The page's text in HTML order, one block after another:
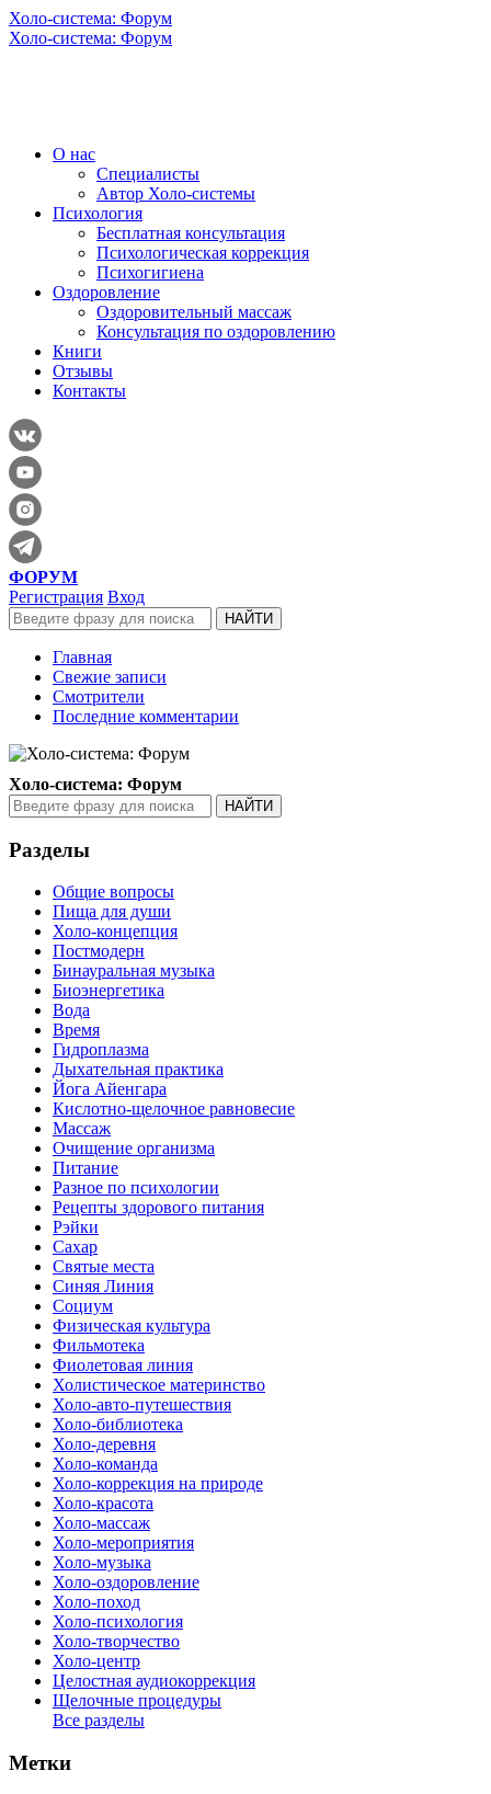
Холо-система: Форум
Холо-система: Форум
О нас
Специалисты
Автор Холо-системы
Психология
Бесплатная консультация
Психологическая коррекция
Психогигиена
Оздоровление
Оздоровительный массаж
Консультация по оздоровлению
Книги
Отзывы
Контакты
ФОРУМ
Регистрация Вход
Главная
Свежие записи
Смотрители
Последние комментарии
Холо-система: Форум
Разделы
Общие вопросы
Пища для души
Холо-концепция
Постмодерн
Бинауральная музыка
Биоэнергетика
Вода
Время
Гидроплазма
Дыхательная практика
Йога Айенгара
Кислотно-щелочное равновесие
Массаж
Очищение организма
Питание
Разное по психологии
Рецепты здорового питания
Рэйки
Сахар
Святые места
Синяя Линия
Социум
Физическая культура
Фильмотека
Фиолетовая линия
Холистическое материнство
Холо-авто-путешествия
Холо-библиотека
Холо-деревня
Холо-команда
Холо-коррекция на природе
Холо-красота
Холо-массаж
Холо-мероприятия
Холо-музыка
Холо-оздоровление
Холо-поход
Холо-психология
Холо-творчество
Холо-центр
Целостная аудиокоррекция
Щелочные процедуры
Все разделы
Метки